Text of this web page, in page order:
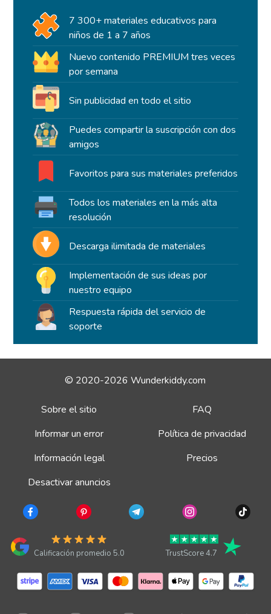
7 300+ materiales educativos para
niños de 1 a 7 años
Nuevo contenido PREMIUM tres veces
por semana
Sin publicidad en todo el sitio
Puedes compartir la suscripción con dos
amigos
Favoritos para sus materiales preferidos
Todos los materiales en la más alta
resolución
Descarga ilimitada de materiales
Implementación de sus ideas por
nuestro equipo
Respuesta rápida del servicio de
soporte
© 2020-2026 Wunderkiddy.com
Sobre el sitio
FAQ
Informar un error
Política de privacidad
Información legal
Precios
Desactivar anuncios
Calificación promedio 5.0 TrustScore 4.7